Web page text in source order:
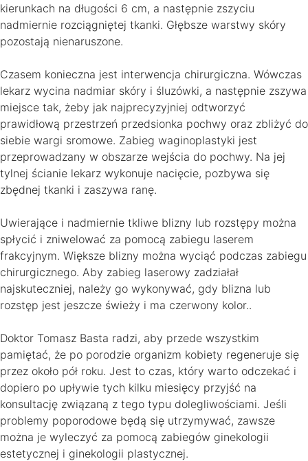
kierunkach na długości 6 cm, a następnie zszyciu
nadmiernie rozciągniętej tkanki. Głębsze warstwy skóry
pozostają nienaruszone.
Czasem konieczna jest interwencja chirurgiczna. Wówczas
lekarz wycina nadmiar skóry i śluzówki, a następnie zszywa
miejsce tak, żeby jak najprecyzyjniej odtworzyć
prawidłową przestrzeń przedsionka pochwy oraz zbliżyć do
siebie wargi sromowe. Zabieg waginoplastyki jest
przeprowadzany w obszarze wejścia do pochwy. Na jej
tylnej ścianie lekarz wykonuje nacięcie, pozbywa się
zbędnej tkanki i zaszywa ranę.
Uwierające i nadmiernie tkliwe blizny lub rozstępy można
spłycić i zniwelować za pomocą zabiegu laserem
frakcyjnym. Większe blizny można wyciąć podczas zabiegu
chirurgicznego. Aby zabieg laserowy zadziałał
najskuteczniej, należy go wykonywać, gdy blizna lub
rozstęp jest jeszcze świeży i ma czerwony kolor..
Doktor Tomasz Basta radzi, aby przede wszystkim
pamiętać, że po porodzie organizm kobiety regeneruje się
przez około pół roku. Jest to czas, który warto odczekać i
dopiero po upływie tych kilku miesięcy przyjść na
konsultację związaną z tego typu dolegliwościami. Jeśli
problemy poporodowe będą się utrzymywać, zawsze
można je wyleczyć za pomocą zabiegów ginekologii
estetycznej i ginekologii plastycznej.